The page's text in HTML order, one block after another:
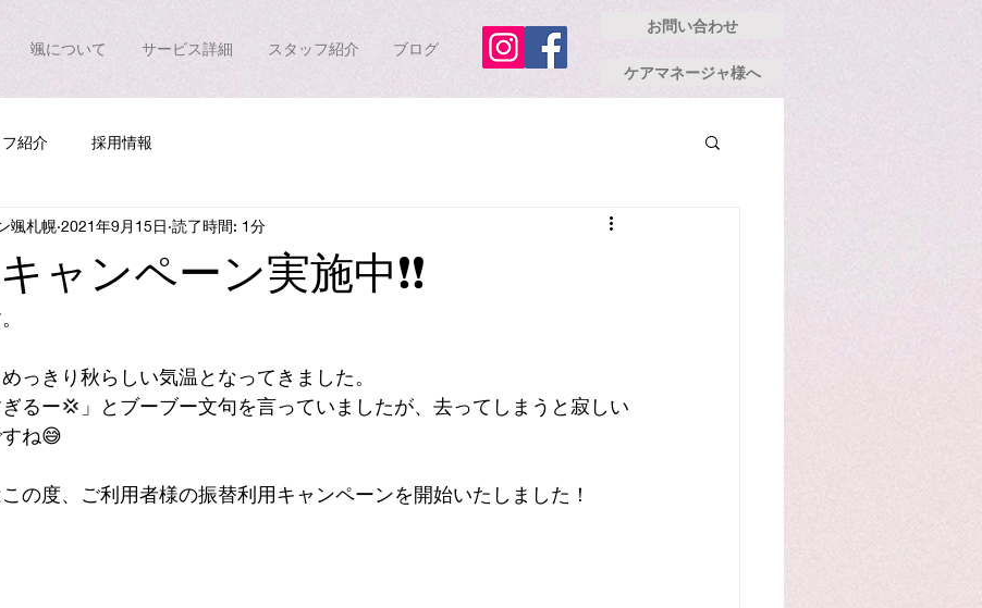
颯について サービス詳細 スタッフ紹介 ブログ
お問い合わせ
ケアマネージャ様へ
紹介 採用情報
ャンペーン実施中❗❗
颯札幌 2021年9月15日 読了時間: 1分
っきり秋らしい気温となってきました。
るー💢」とブーブー文句を言っていましたが、去ってしまうと寂しい
ね😅
の度、ご利用者様の振替利用キャンペーンを開始いたしました！